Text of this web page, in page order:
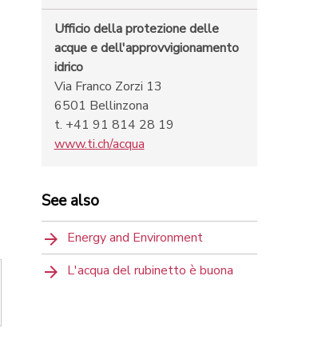
Ufficio della protezione delle
acque e dell'approvvigionamento
idrico
Via Franco Zorzi 13
6501 Bellinzona
t. +41 91 814 28 19
www.ti.ch/acqua
See also
Energy and Environment
L'acqua del rubinetto è buona